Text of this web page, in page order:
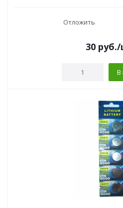
Отложить
30руб./
В